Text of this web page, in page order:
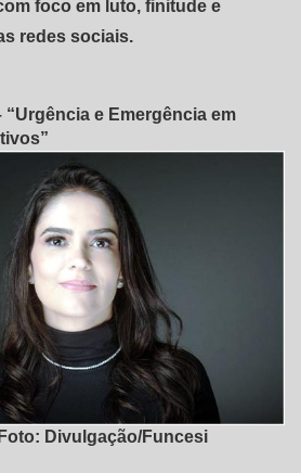
foco em luto, finitude e
redes sociais.
“Urgência e Emergência em
Divulgação/Funcesi